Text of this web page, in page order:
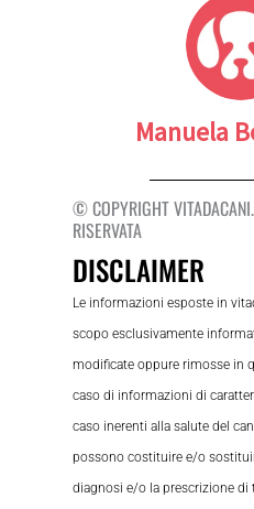
Manuela
© COPYRIGHT
RISERVATA
DISCLAIMER
Le informazioni esposte in
scopo esclusivamente
modificate oppure rimosse in
caso di informazioni di
caso inerenti alla salute del
possono costituire e/o
diagnosi e/o la prescrizione